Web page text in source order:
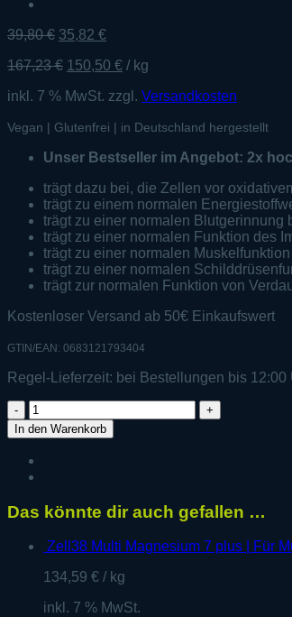
39,80€ Ursprünglicher
war:
35,82 €
ist:
167,23€ 150,50 € / kg
inkl. 7 % MwSt. zzgl. Versandkosten
Vegan | Glutenfrei | in Deutschland hergestellt
Unser Bestseller im Angebot: 2x
trägt dazu bei, die Zellen vor
trägt zu einem normalen
trägt zu einer normalen Blutgerinnung
trägt zu einer normalen Funktion des
trägt zu einer normalen
trägt zu einer normalen
trägt zur normalen Funktion von
Kostenloser Versand ab 50€ Einkaufswert
GTIN/EAN: 0683121793404
Regel-Lieferzeit: bei Bestellungen bis
Zell38
Selen
plus
Vorteilsset
Menge
In den Warenkorb
Das könnte dir auch gefallen …
Zell38 Multi Magnesium 7 plus | Für
134,59 € / kg
inkl. 7 % MwSt.